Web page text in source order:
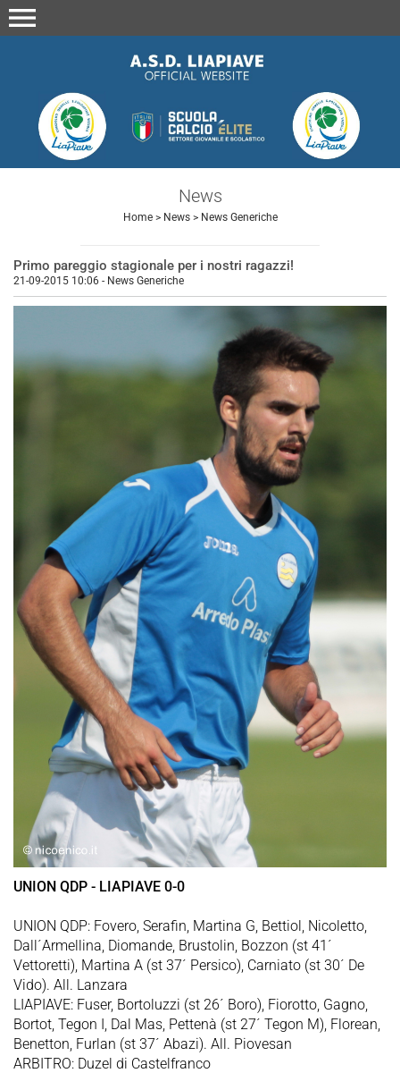
menu
News
Home> News> News Generiche
Primo pareggio stagionale per i nostri ragazzi!
21-09-2015 10:06 - News Generiche
UNION QDP - LIAPIAVE 0-0
UNION QDP: Fovero, Serafin, Martina G, Bettiol, Nicoletto,
Dall´Armellina, Diomande, Brustolin, Bozzon (st 41´
Vettoretti), Martina A (st 37´ Persico), Carniato (st 30´ De
Vido). All. Lanzara
LIAPIAVE: Fuser, Bortoluzzi (st 26´ Boro), Fiorotto, Gagno,
Bortot, Tegon I, Dal Mas, Pettenà (st 27´ Tegon M), Florean,
Benetton, Furlan (st 37´ Abazi). All. Piovesan
ARBITRO: Duzel di Castelfranco